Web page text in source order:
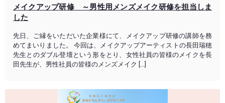
メイクアップ研修 ～男性用メンズメイク研修を担当しま
した
先日、ご縁をいただいた企業様にて、メイクアップ研修の講師を務
めてまいりました。 今回は、メイクアップアーティストの長田瑞穂
先生とのダブル登壇という形をとり、女性社員の皆様のメイクを長
田先生が、男性社員の皆様のメンズメイク […]